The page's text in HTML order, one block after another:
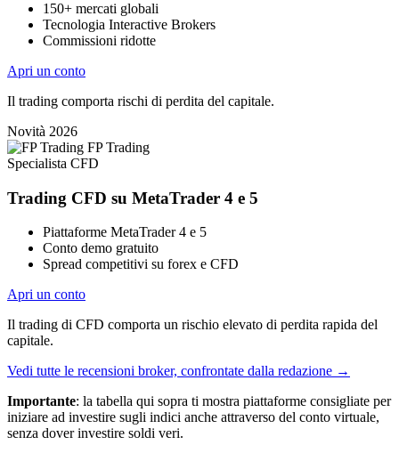
150+ mercati globali
Tecnologia Interactive Brokers
Commissioni ridotte
Apri un conto
Il trading comporta rischi di perdita del capitale.
Novità 2026
FP Trading
Specialista CFD
Trading CFD su MetaTrader 4 e 5
Piattaforme MetaTrader 4 e 5
Conto demo gratuito
Spread competitivi su forex e CFD
Apri un conto
Il trading di CFD comporta un rischio elevato di perdita rapida del
capitale.
Vedi tutte le recensioni broker, confrontate dalla redazione →
Importante: la tabella qui sopra ti mostra piattaforme consigliate per
iniziare ad investire sugli indici anche attraverso del conto virtuale,
senza dover investire soldi veri.